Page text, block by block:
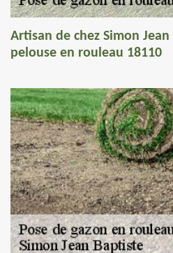
Artisan de chez Simon
pelouse en rouleau 18110